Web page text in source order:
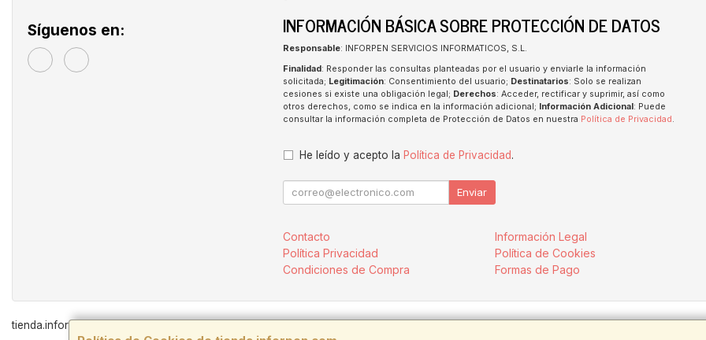
Síguenos en: INFORMACIÓN BÁSICA SOBRE PROTECCIÓN DE DATOS
Responsable: INFORPEN SERVICIOS INFORMATICOS, S.L.
Finalidad : Responder las consultas planteadas por el usuario y enviarle la información
solicitada; Legitimación: Consentimiento del usuario; Destinatarios: Solo se realizan
cesiones si existe una obligación legal; Derechos: Acceder, rectificar y suprimir, así como
otros derechos, como se indica en la información adicional;
Información Adicional : Puede
consultar la información completa de Protección de Datos en nuestra Política de Privacidad .
He leído y acepto la Política de Privacidad.
Enviar
Contacto
Información Legal
Política Privacidad
Política de Cookies
Condiciones de Compra
Formas de Pago
tienda.inforpen.com © 2026